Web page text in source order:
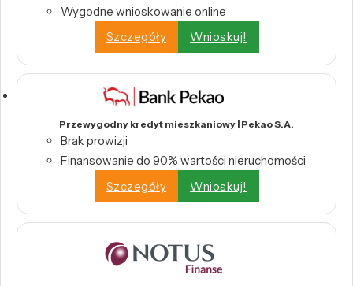
Wygodne wnioskowanie online
Szczegóły
Wnioskuj!
Przewygodny kredyt mieszkaniowy | Pekao S.A.
Brak prowizji
Finansowanie do 90% wartości nieruchomości
Szczegóły
Wnioskuj!